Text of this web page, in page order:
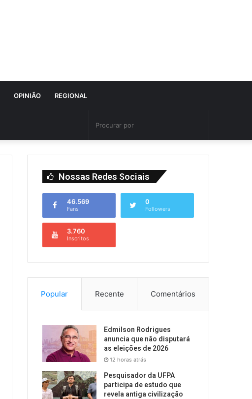
OPINIÃO REGIONAL
Nossas Redes Sociais
46.569
Fans
0
Followers
3.760
Inscritos
Popular Recente Comentários
Edmilson Rodrigues
anuncia que não disputará
as eleições de 2026
12 horas atrás
Pesquisador da UFPA
participa de estudo que
revela antiga civilização